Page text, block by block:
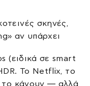
σκηνές,
αν υπάρχει
(ειδικά σε smart
Το Netflix, το
το κάνουν — αλλά